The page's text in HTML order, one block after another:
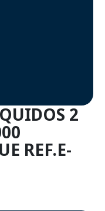
2
REF.E-